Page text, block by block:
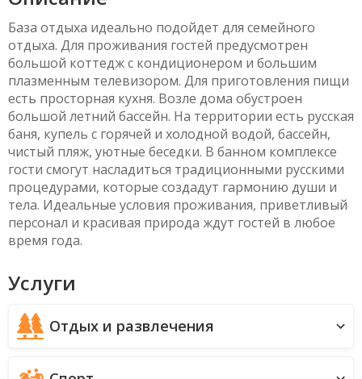
База отдыха идеально подойдет для семейного
отдыха. Для проживания гостей предусмотрен
большой коттедж с кондиционером и большим
плазменным телевизором. Для приготовления пищи
есть просторная кухня. Возле дома обустроен
большой летний бассейн. На территории есть русская
баня, купель с горячей и холодной водой, бассейн,
чистый пляж, уютные беседки. В банном комплексе
гости смогут насладиться традиционными русскими
процедурами, которые создадут гармонию души и
тела. Идеальные условия проживания, приветливый
персонал и красивая природа ждут гостей в любое
время года.
Услуги
Отдых и развлечения